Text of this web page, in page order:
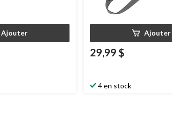
Ajouter Ajouter
29,99 $
4 en stock